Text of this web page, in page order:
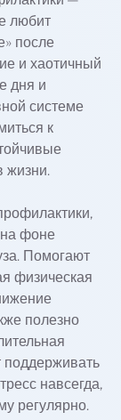
любит
после
и хаотичный
дня и
системе
к
жизни.
на фоне
Помогают
физическая
полезно
поддерживать
навсегда,
регулярно.